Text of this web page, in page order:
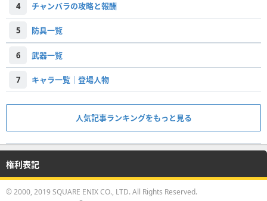
4 チャンバラの攻略と報酬
5 防具一覧
6 武器一覧
7 キャラ一覧｜登場人物
人気記事ランキングをもっと見る
権利表記
© 2000, 2019 SQUARE ENIX CO., LTD. All Rights Reserved.